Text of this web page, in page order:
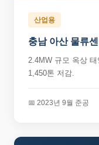
산업용
충남 아산 물류
2.4MW 규모 옥상
1,450톤 저감.
📅 2023년 9월 준공